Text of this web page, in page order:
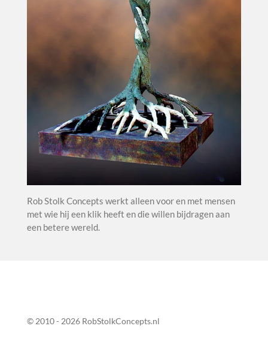
Rob Stolk Concepts werkt alleen voor en met mensen
met wie hij een klik heeft en die willen bijdragen aan
een betere wereld.
© 2010 - 2026 RobStolkConcepts.nl